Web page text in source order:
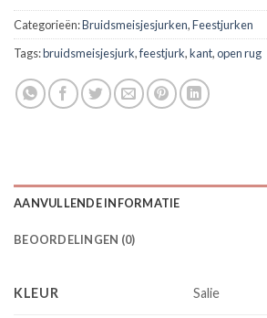
Categorieën:Bruidsmeisjesjurken,Feestjurken
Tags:bruidsmeisjesjurk,feestjurk,kant,open rug
AANVULLENDE INFORMATIE
BEOORDELINGEN (0)
KLEUR Salie